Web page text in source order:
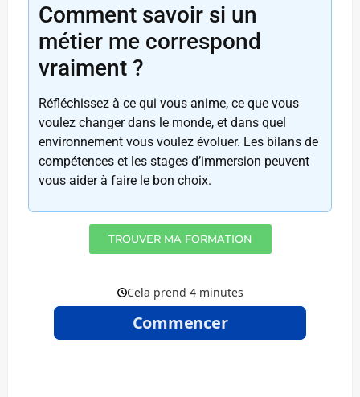
Comment savoir si un
métier me correspond
vraiment ?
Réfléchissez à ce qui vous anime, ce que vous
voulez changer dans le monde, et dans quel
environnement vous voulez évoluer. Les bilans de
compétences et les stages d’immersion peuvent
vous aider à faire le bon choix.
TROUVER MA FORMATION